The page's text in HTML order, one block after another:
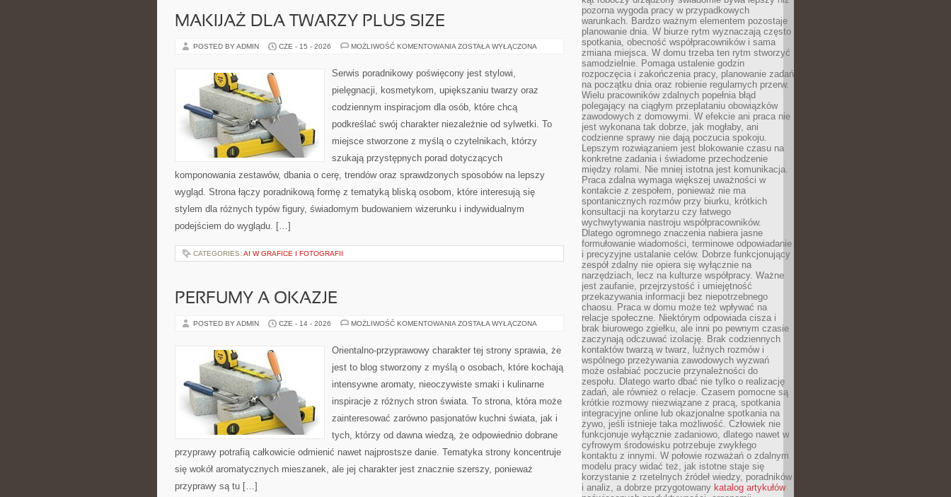
MAKIJAŻ DLA TWARZY PLUS SIZE
POSTED BY ADMIN CZE - 15 - 2026 MOŻLIWOŚĆ KOMENTOWANIA MAKIJAŻ
PLUS
SIZE
ZOSTAŁA WYŁĄCZONA
Serwis poradnikowy poświęcony jest stylowi,
pielęgnacji, kosmetykom, upiększaniu twarzy oraz
codziennym inspiracjom dla osób, które chcą
podkreślać swój charakter niezależnie od sylwetki. To
miejsce stworzone z myślą o czytelnikach, którzy
szukają przystępnych porad dotyczących
komponowania zestawów, dbania o cerę, trendów oraz sprawdzonych sposobów na lepszy
wygląd. Strona łączy poradnikową formę z tematyką bliską osobom, które interesują się
stylem dla różnych typów figury, świadomym budowaniem wizerunku i indywidualnym
podejściem do wyglądu. […]
CATEGORIES: AI W GRAFICE I FOTOGRAFII
PERFUMY A OKAZJE
POSTED BY ADMIN CZE - 14 - 2026 MOŻLIWOŚĆ KOMENTOWANIA PERFUMY
ZOSTAŁA WYŁĄCZONA
Orientalno-przyprawowy charakter tej strony sprawia, że
jest to blog stworzony z myślą o osobach, które kochają
intensywne aromaty, nieoczywiste smaki i kulinarne
inspiracje z różnych stron świata. To strona, która może
zainteresować zarówno pasjonatów kuchni świata, jak i
tych, którzy od dawna wiedzą, że odpowiednio dobrane
przyprawy potrafią całkowicie odmienić nawet najprostsze danie. Tematyka strony koncentruje
się wokół aromatycznych mieszanek, ale jej charakter jest znacznie szerszy, ponieważ
przyprawy są tu […]
pozorna wygoda pracy w przypadkowych
warunkach. Bardzo ważnym elementem pozostaje
planowanie dnia. W biurze rytm wyznaczają często
spotkania, obecność współpracowników i sama
zmiana miejsca. W domu trzeba ten rytm stworzyć
samodzielnie. Pomaga ustalenie godzin
rozpoczęcia i zakończenia pracy, planowanie zadań
na początku dnia oraz robienie regularnych przerw.
Wielu pracowników zdalnych popełnia błąd
polegający na ciągłym przeplataniu obowiązków
zawodowych z domowymi. W efekcie ani praca nie
jest wykonana tak dobrze, jak mogłaby, ani
codzienne sprawy nie dają poczucia spokoju.
Lepszym rozwiązaniem jest blokowanie czasu na
konkretne zadania i świadome przechodzenie
między rolami. Nie mniej istotna jest komunikacja.
Praca zdalna wymaga większej uważności w
kontakcie z zespołem, ponieważ nie ma
spontanicznych rozmów przy biurku, krótkich
konsultacji na korytarzu czy łatwego
wychwytywania nastroju współpracowników.
Dlatego ogromnego znaczenia nabiera jasne
formułowanie wiadomości, terminowe odpowiadanie
i precyzyjne ustalanie celów. Dobrze funkcjonujący
zespół zdalny nie opiera się wyłącznie na
narzędziach, lecz na kulturze współpracy. Ważne
jest zaufanie, przejrzystość i umiejętność
przekazywania informacji bez niepotrzebnego
chaosu. Praca w domu może też wpływać na
relacje społeczne. Niektórym odpowiada cisza i
brak biurowego zgiełku, ale inni po pewnym czasie
zaczynają odczuwać izolację. Brak codziennych
kontaktów twarzą w twarz, luźnych rozmów i
wspólnego przeżywania zawodowych wyzwań
może osłabiać poczucie przynależności do
zespołu. Dlatego warto dbać nie tylko o realizację
zadań, ale również o relacje. Czasem pomocne są
krótkie rozmowy niezwiązane z pracą, spotkania
integracyjne online lub okazjonalne spotkania na
żywo, jeśli istnieje taka możliwość. Człowiek nie
funkcjonuje wyłącznie zadaniowo, dlatego nawet w
cyfrowym środowisku potrzebuje zwykłego
kontaktu z innymi. W połowie rozważań o zdalnym
modelu pracy widać też, jak istotne staje się
korzystanie z rzetelnych źródeł wiedzy, poradników
i analiz, a dobrze przygotowany katalog artykułów